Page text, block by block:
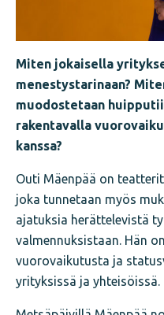
Miten jokaisella
menestystarinaan?
muodostetaan
rakentavalla
kanssa?
Outi Mäenpää on
joka tunnetaan myös
ajatuksia herättelevistä
valmennuksistaan. Hän
vuorovaikutusta ja
yrityksissä ja yhteisöissä.